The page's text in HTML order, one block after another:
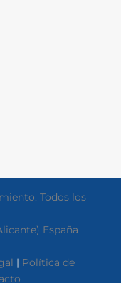
Todos los
España
| Política de